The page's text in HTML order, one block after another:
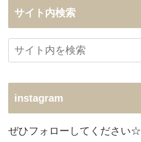
サイト内検索
instagram
ぜひフォローしてください☆